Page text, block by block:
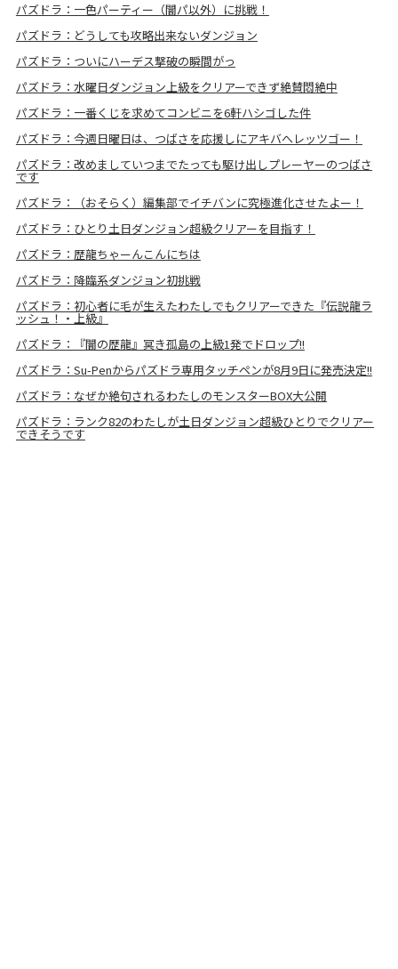
パズドラ：一色パーティー（闇パ以外）に挑戦！
パズドラ：どうしても攻略出来ないダンジョン
パズドラ：ついにハーデス撃破の瞬間がっ
パズドラ：水曜日ダンジョン上級をクリアーできず絶賛悶絶中
パズドラ：一番くじを求めてコンビニを6軒ハシゴした件
パズドラ：今週日曜日は、つばさを応援しにアキバへレッツゴー！
パズドラ：改めましていつまでたっても駆け出しプレーヤーのつばさ
です
パズドラ：（おそらく）編集部でイチバンに究極進化させたよー！
パズドラ：ひとり土日ダンジョン超級クリアーを目指す！
パズドラ：歴龍ちゃーんこんにちは
パズドラ：降臨系ダンジョン初挑戦
パズドラ：初心者に毛が生えたわたしでもクリアーできた『伝説龍ラ
ッシュ！・上級』
パズドラ：『闇の歴龍』冥き孤島の上級1発でドロップ!!
パズドラ：Su-Penからパズドラ専用タッチペンが8月9日に発売決定!!
パズドラ：なぜか絶句されるわたしのモンスターBOX大公開
パズドラ：ランク82のわたしが土日ダンジョン超級ひとりでクリアー
できそうです